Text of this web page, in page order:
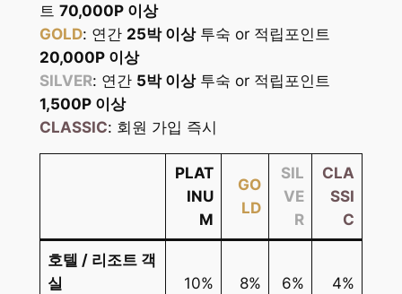
트 70,000P 이상
GOLD: 연간 25박 이상투숙 or 적립포인트
20,000P 이상
SILVER: 연간 5박 이상투숙 or 적립포인트
1,500P 이상
CLASSIC: 회원 가입 즉시
PLAT
INU
M
GO
LD
SIL
VE
R
CLA
SSI
C
호텔 / 리조트 객
실
10% 8% 6% 4%